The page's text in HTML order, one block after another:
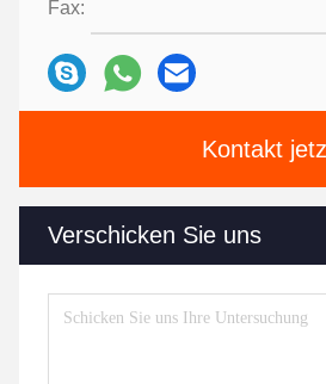
Fax:
Kontakt
Verschicken Sie uns